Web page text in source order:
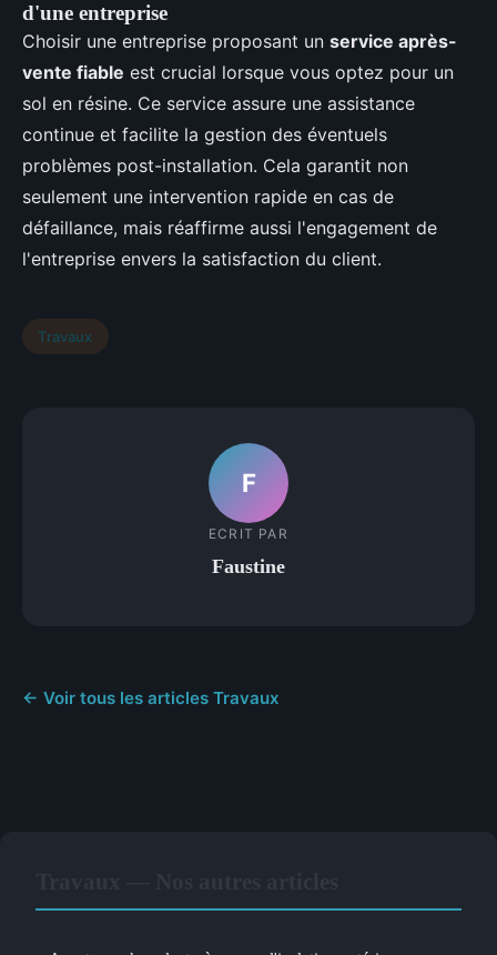
d'une entreprise
Choisir une entreprise proposant un service après-
vente fiable est crucial lorsque vous optez pour un
sol en résine. Ce service assure une assistance
continue et facilite la gestion des éventuels
problèmes post-installation. Cela garantit non
seulement une intervention rapide en cas de
défaillance, mais réaffirme aussi l'engagement de
l'entreprise envers la satisfaction du client.
Travaux
F
ECRIT PAR
Faustine
← Voir tous les articles Travaux